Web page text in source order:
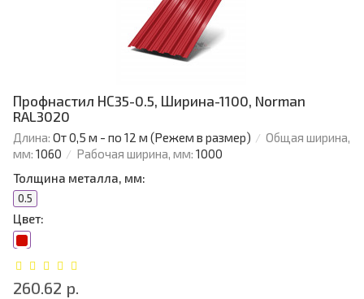
Профнастил НС35-0.5, Ширина-1100, Norman
RAL3020
Длина: От 0,5 м - по 12 м (Режем в размер)
Общая ширина,
мм: 1060 Рабочая ширина, мм: 1000
Толщина металла, мм:
0.5
Цвет:
260.62 р.